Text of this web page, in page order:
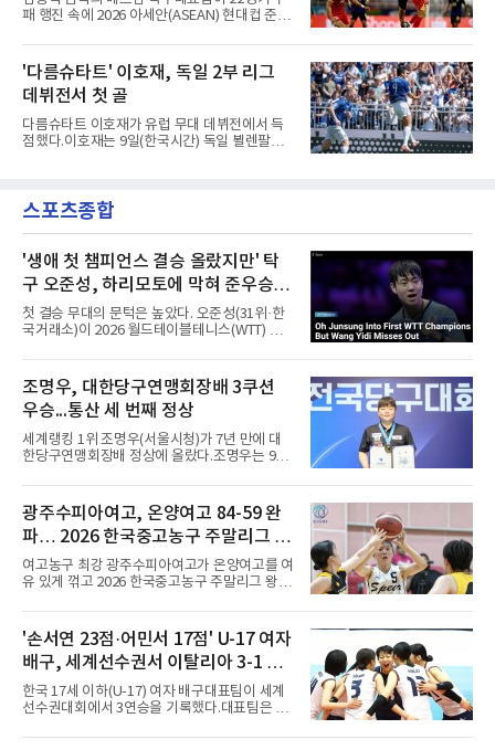
전권을 얻었다.감바 오사카는 2025-2026시즌
ACL2 결승에서 크리스티아누 호날두의 소속팀
기세도 좋다.최근 리그 2연패로 상승세가 끊긴
강원은 이번 승리로 반등을 노린다. 김대
패 행진 속에 2026 아세안(ASEAN) 현대컵 준결
딘 국립경기장에서 열린 캄보디아와의 조별리그
A조 4차전에서 응우옌 딘 박의 2골과 상대 자책
골을 묶어 3-1로 이겼다. 3승 1무 승점 10으로
싱가포르(승점 8)를 제치고 조 1위를 차지했고,
A매치 연속 무패는 22경기(19승 3무)로 늘렸다.
종전 자국 기록은 18경기였다.2년마다 열리는
현대컵은 '동남아의 월드컵'으로 불리며, 스즈키
패와 통산 4번째 우승을 노린다.준결승 상대 말
레이시아는 8일 필리핀을 1-0
'다름슈타트' 이호재, 독일 2부 리그
데뷔전서 첫 골
다름슈타트 이호재가 유럽 무대 데뷔전에서 득
점했다.이호재는 9일(한국시간) 독일 뵐렌팔토
마허와 교체 투입된 그는 후반 31분 페널티지역
오른쪽에서 카이 클레피시의 패스를 받아 오른
분 알렉산다르 부코티치의 동점골로 승점 1을
챙겼다. 홀슈타인 킬은 전반 8분 기예르모 발지,
전반 42분 필 하레스의 골로 앞섰으나 2-2 무승
부에 그쳤다.2000년생 이호재는 191㎝ 신장을
활용한 제공권과 문전 슈팅이 강점인 정통 스트
라이커로, K리그1 포항 스틸러스에서
스포츠종합
'생애 첫 챔피언스 결승 올랐지만' 탁
구 오준성, 하리모토에 막혀 준우승...
한국 최고 성적
첫 결승 무대의 문턱은 높았다. 오준성(31위·한
국거래소)이 2026 월드테이블테니스(WTT) 챔
일본 요코하마에서 열린 대회 마지막 날 남자 단
식 결승에서 일본의 에이스 하리모토 도모카즈
(5위)에게 게임 점수 1-4(11-7 7-11 4-11 8-11
7-11)로 졌다.결승에 오르기까지의 여정은 인상
적이었다. 그는 8강에서 세계 11위 당치우(독일)
를 4-3, 준결승에서 24위 시노즈카 히로토(일본)
를 4-1로 꺾고 생애 처음으로 챔피언스 결승에
식 없이 남녀 단식만 치러진다.정상의 주인공은
하리모토였다. 그는 홈 팬 응
조명우, 대한당구연맹회장배 3쿠션
우승...통산 세 번째 정상
세계랭킹 1위 조명우(서울시청)가 7년 만에 대
한당구연맹회장배 정상에 올랐다.조명우는 9일
'SOOP과 함께하는 2026 대한당구연맹회장배
전국당구대회' 캐롬 3쿠션 남자부 결승에서 송
윤도(홍성고부설방통고)를 50-36으로 꺾었다.
유소년 시절 '조명우 키즈'로 성장한 후배와의 대
결이었다.2017년 이 대회에서 만 19세 5개월로
국내 성인 3쿠션 최연소 우승을 기록한 그는
2019년에 이어 통산 세 번째 우승을 거뒀다. 조
정승일(서울당구연맹), 이범열(시흥시체육회).
여자 3쿠션 일반부에서는 허채원(서울당
광주수피아여고, 온양여고 84-59 완
파… 2026 한국중고농구 주말리그 왕
중왕전 2연패 순항
여고농구 최강 광주수피아여고가 온양여고를 여
유 있게 꺾고 2026 한국중고농구 주말리그 왕중
수피아여고는 9일 전남 해남 동백체육관에서 열
린 대회 여고부 예선리그 B조 첫 경기에서 온양
여고를 84-59로 완파했다.광주수피아여고는 김
사랑이 24점, 김담희가 20점을 올리며 공격을
이끌었다. 두 선수는 팀 득점의 절반 이상을 합작
하며 승리를 견인했다.이로써 광주수피아여고는
첫 경기부터 25점 차 승리를 거두며 대회 2연패
'손서연 23점·어민서 17점' U-17 여자
배구, 세계선수권서 이탈리아 3-1 완
파...조별리그 3연승
한국 17세 이하(U-17) 여자 배구대표팀이 세계
선수권대회에서 3연승을 기록했다.대표팀은 9
FIVB U-17 여자 세계선수권대회 조별리그 D조